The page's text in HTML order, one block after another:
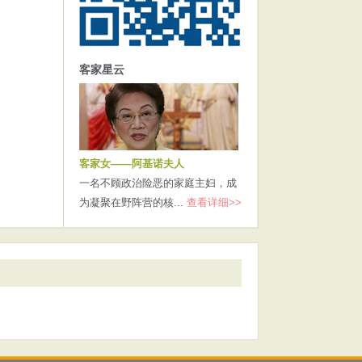
客家星云
客家女——阿基诺夫人
一名不顾政治险恶的家庭主妇，成
为凝聚在野阵营的核... 查看详细>>